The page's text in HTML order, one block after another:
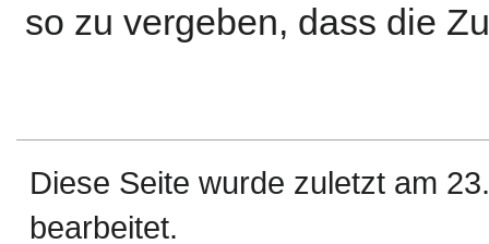
so zu vergeben, dass die
Diese Seite wurde zuletzt am
bearbeitet.